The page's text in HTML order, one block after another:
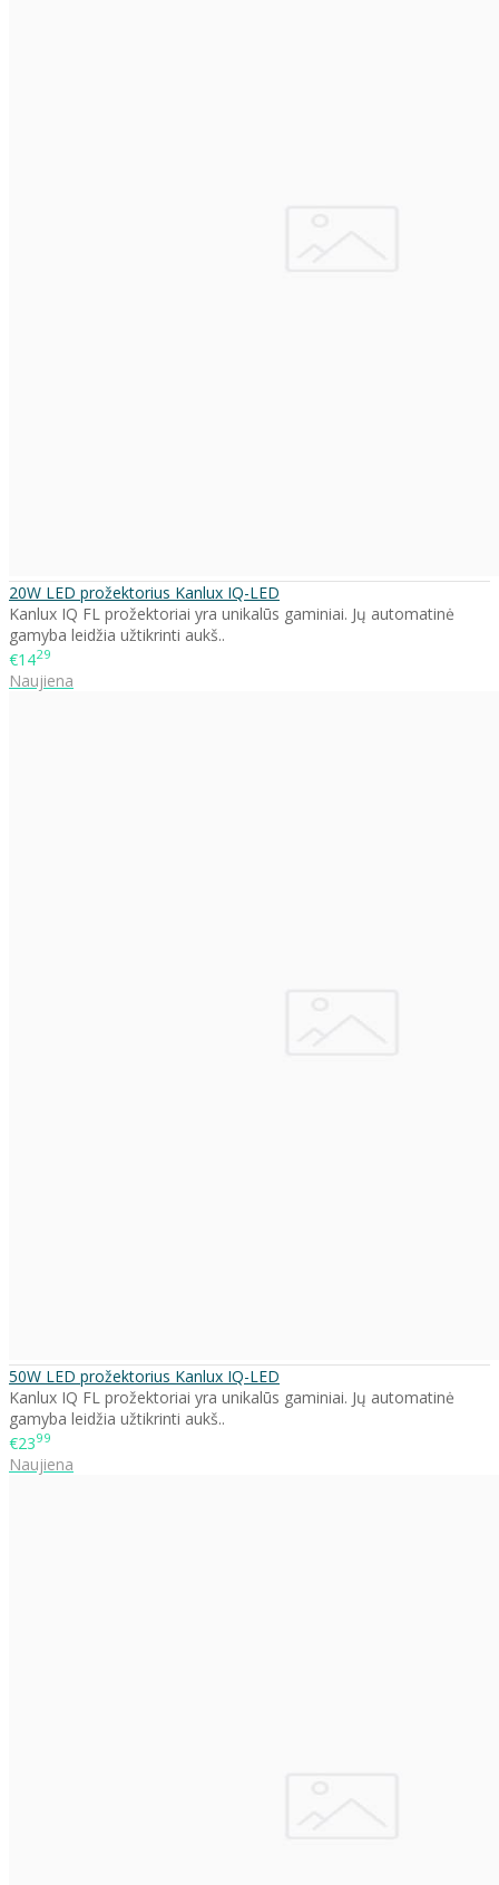
20W LED prožektorius Kanlux IQ-LED
Kanlux IQ FL prožektoriai yra unikalūs gaminiai. Jų automatinė
gamyba leidžia užtikrinti aukš..
€1429
Naujiena
50W LED prožektorius Kanlux IQ-LED
Kanlux IQ FL prožektoriai yra unikalūs gaminiai. Jų automatinė
gamyba leidžia užtikrinti aukš..
€2399
Naujiena